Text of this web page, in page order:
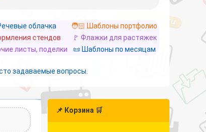
облачка
🧑🏻 Шаблоны портфолио
стендов
🚩 Флажки для растяжек
листы, поделки 📜 Шаблоны по месяцам
задаваемые вопросы.
📌 Корзина 🛒